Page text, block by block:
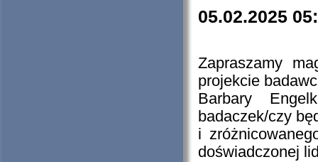
05.02.2025
Zapraszamy
projekcie
Barbary
badaczek/czy
i
doświadczonej